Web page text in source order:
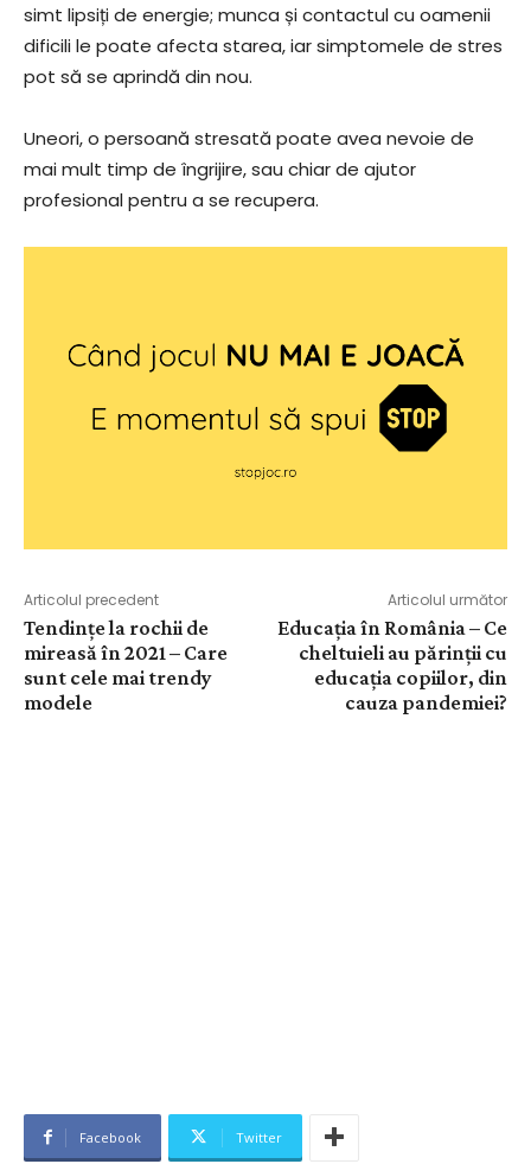
simt lipsiți de energie; munca și contactul cu oamenii
dificili le poate afecta starea, iar simptomele de stres
pot să se aprindă din nou.
Uneori, o persoană stresată poate avea nevoie de
mai mult timp de îngrijire, sau chiar de ajutor
profesional pentru a se recupera.
Articolul precedent
Tendințe la rochii de
mireasă în 2021 – Care
sunt cele mai trendy
modele
Articolul următor
Educația în România – Ce
cheltuieli au părinții cu
educația copiilor, din
cauza pandemiei?
Facebook Twitter